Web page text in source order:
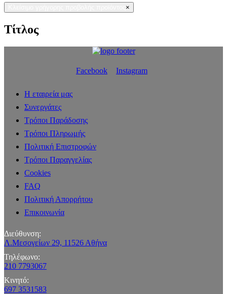
×
Τίτλος
Facebook Instagram
Η εταιρεία μας
Συνεργάτες
Τρόποι Παράδοσης
Τρόποι Πληρωμής
Πολιτική Επιστροφών
Τρόποι Παραγγελίας
Cookies
FAQ
Πολιτική Απορρήτου
Επικοινωνία
Διεύθυνση:
Λ.Μεσογείων 29, 11526 Αθήνα
Τηλέφωνο:
210 7793067
Κινητό:
697 3531583